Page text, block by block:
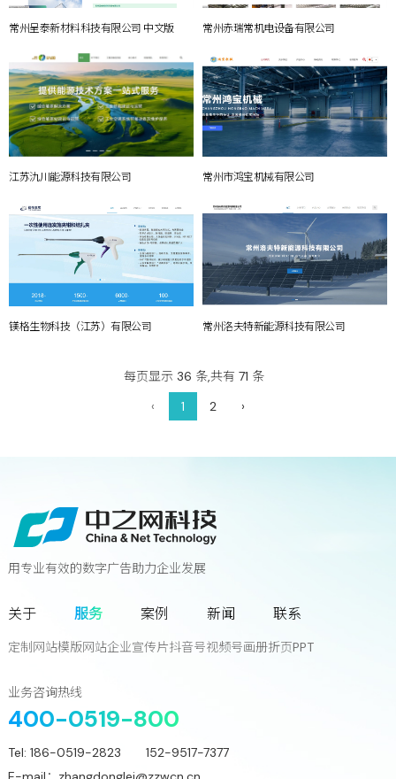
常州呈泰新材料科技有限公司 中文版 常州赤瑞常机电设备有限公司
江苏氿川能源科技有限公司 常州市鸿宝机械有限公司
镁格生物科技（江苏）有限公司 常州洛夫特新能源科技有限公司
每页显示 36 条,共有 71 条
‹
1 2 ›
只差一次对话!
用专业有效的数字广告助力企业发展
关于 服务 案例 新闻 联系
定制网站模版网站企业宣传片抖音号视频号画册折页PPT
业务咨询热线
400-0519-800
Tel: 186-0519-2823 152-9517-7377